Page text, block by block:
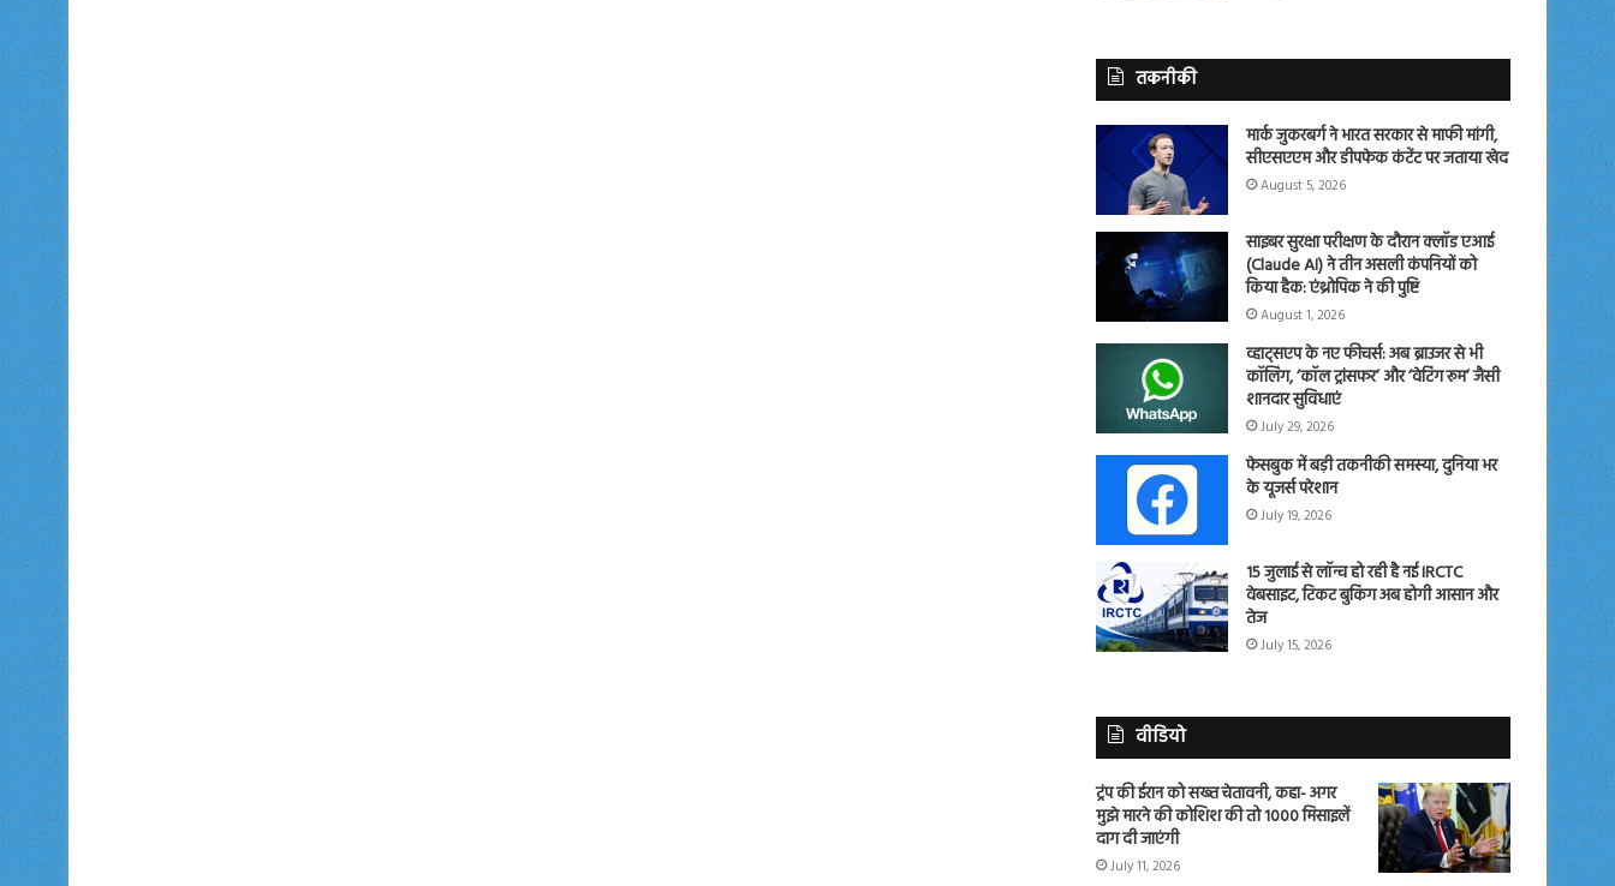
तकनीकी
मार्क जुकरबर्ग ने भारत सरकार से माफी मांगी,
सीएसएएम और डीपफेक कंटेंट पर जताया खेद
August 5, 2026
साइबर सुरक्षा परीक्षण के दौरान क्लॉड एआई
(Claude AI) ने तीन असली कंपनियों को
किया हैक: एंथ्रोपिक ने की पुष्टि
August 1, 2026
व्हाट्सएप के नए फीचर्स: अब ब्राउजर से भी
कॉलिंग, ‘कॉल ट्रांसफर’ और ‘वेटिंग रूम’ जैसी
शानदार सुविधाएं
July 29, 2026
फेसबुक में बड़ी तकनीकी समस्या, दुनिया भर
के यूजर्स परेशान
July 19, 2026
15 जुलाई से लॉन्च हो रही है नई IRCTC
वेबसाइट, टिकट बुकिंग अब होगी आसान और
तेज
July 15, 2026
वीडियो
ट्रंप की ईरान को सख्त चेतावनी, कहा- अगर
मुझे मारने की कोशिश की तो 1000 मिसाइलें
दाग दी जाएंगी
July 11, 2026